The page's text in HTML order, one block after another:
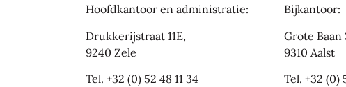
Hoofdkantoor en administratie:
Drukkerijstraat 11E,
9240 Zele
Tel. +32 (0) 52 48 11 34
Bijkantoor:
Grote Baan
9310 Aalst
Tel. +32 (0)